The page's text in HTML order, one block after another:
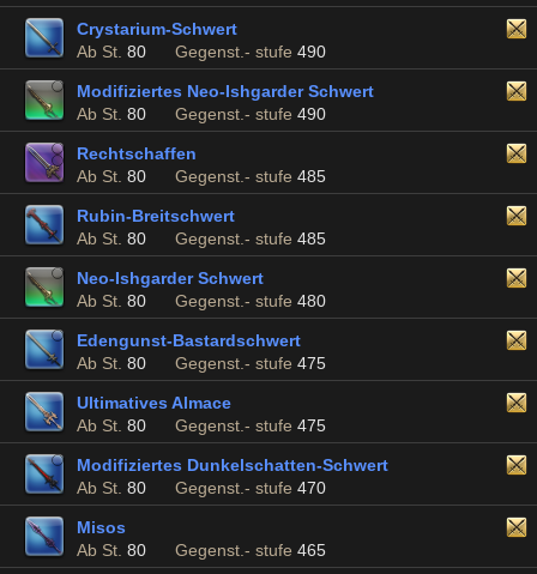
Crystarium-Schwert
Ab St. 80 Gegenst.- stufe 490
Modifiziertes Neo-Ishgarder Schwert
Ab St. 80 Gegenst.- stufe 490
Rechtschaffen
Ab St. 80 Gegenst.- stufe 485
Rubin-Breitschwert
Ab St. 80 Gegenst.- stufe 485
Neo-Ishgarder Schwert
Ab St. 80 Gegenst.- stufe 480
Edengunst-Bastardschwert
Ab St. 80 Gegenst.- stufe 475
Ultimatives Almace
Ab St. 80 Gegenst.- stufe 475
Modifiziertes Dunkelschatten-Schwert
Ab St. 80 Gegenst.- stufe 470
Misos
Ab St. 80 Gegenst.- stufe 465